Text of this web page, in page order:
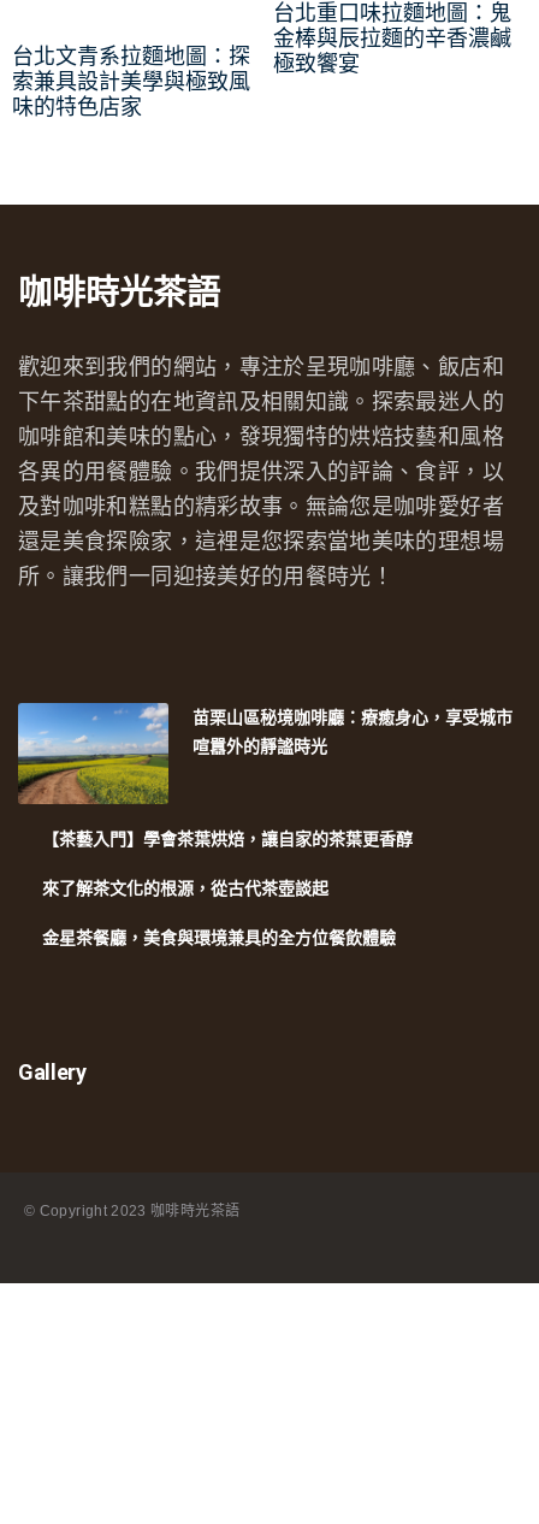
台北文青系拉麵地圖：探
索兼具設計美學與極致風
味的特色店家
台北重口味拉麵地圖：鬼
金棒與辰拉麵的辛香濃鹹
極致饗宴
咖啡時光茶語
歡迎來到我們的網站，專注於呈現咖啡廳、飯店和
下午茶甜點的在地資訊及相關知識。探索最迷人的
咖啡館和美味的點心，發現獨特的烘焙技藝和風格
各異的用餐體驗。我們提供深入的評論、食評，以
及對咖啡和糕點的精彩故事。無論您是咖啡愛好者
還是美食探險家，這裡是您探索當地美味的理想場
所。讓我們一同迎接美好的用餐時光！
苗栗山區秘境咖啡廳：療癒身心，享受城市
喧囂外的靜謐時光
【茶藝入門】學會茶葉烘焙，讓自家的茶葉更香醇
來了解茶文化的根源，從古代茶壺談起
金星茶餐廳，美食與環境兼具的全方位餐飲體驗
Gallery
© Copyright 2023 咖啡時光茶語